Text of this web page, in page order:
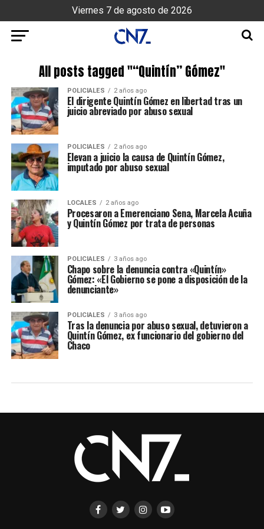
Viernes 7 de agosto de 2026
All posts tagged "“Quintín” Gómez"
POLICIALES 2 años ago
El dirigente Quintín Gómez en libertad tras un
juicio abreviado por abuso sexual
POLICIALES 2 años ago
Elevan a juicio la causa de Quintín Gómez,
imputado por abuso sexual
LOCALES 2 años ago
Procesaron a Emerenciano Sena, Marcela Acuña
y Quintín Gómez por trata de personas
POLICIALES 3 años ago
Chapo sobre la denuncia contra «Quintín»
Gómez: «El Gobierno se pone a disposición de la
denunciante»
POLICIALES 3 años ago
Tras la denuncia por abuso sexual, detuvieron a
Quintín Gómez, ex funcionario del gobierno del
Chaco